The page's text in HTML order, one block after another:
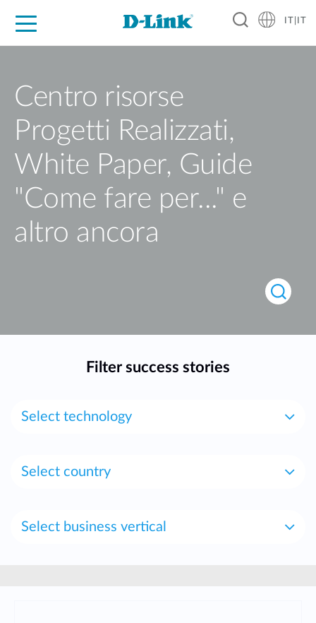
IT|IT
Centro risorse
Progetti Realizzati,
White Paper, Guide
"Come fare per..." e
altro ancora
Filter success stories
Select technology
Select country
Select business vertical